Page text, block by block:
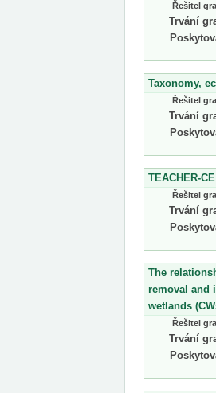
Řešitel
Trvání
Taxonomy,
Řešitel
Trvání
TEACHER-CE
Řešitel
Trvání
The
removal and
wetlands
Řešitel
Trvání